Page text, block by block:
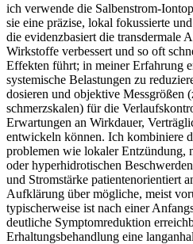
ich verwende die
sie eine präzise, lokal fokussierte
die evidenzbasiert die‍ transdermale
Wirkstoffe verbessert und⁣ so oft
Effekten⁢ führt; in meiner Erfahrung
systemische Belastungen zu
dosieren und objektive Messgrößen
schmerzskalen) für ⁤die
Erwartungen an Wirkdauer,
entwickeln können. Ich kombiniere
problemen ‌wie lokaler Entzündung,
oder hyperhidrotischen
und Stromstärke patientenorientiert
Aufklärung⁣ über mögliche, meist
typischerweise ist nach einer
deutliche Symptomreduktion
Erhaltungsbehandlung ‌eine‍